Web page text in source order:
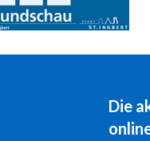
Die